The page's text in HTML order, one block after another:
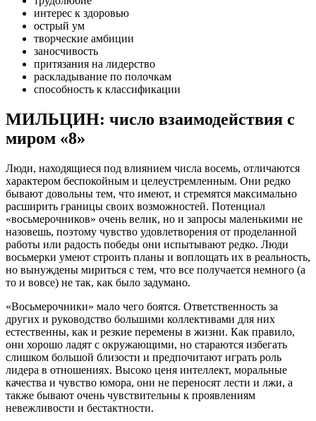
интерес к здоровью
острый ум
творческие амбиции
заносчивость
притязания на лидерство
раскладывание по полочкам
способность к классификации
МИЛЬЦИН: число взаимодействия с
миром «8»
Люди, находящиеся под влиянием числа восемь, отличаются
характером беспокойным и целеустремленным. Они редко
бывают довольны тем, что имеют, и стремятся максимально
расширить границы своих возможностей. Потенциал
«восьмерочников» очень велик, но и запросы маленькими не
назовешь, поэтому чувство удовлетворения от проделанной
работы или радость победы они испытывают редко. Люди
восьмерки умеют строить планы и воплощать их в реальность,
но вынуждены мириться с тем, что все получается немного (а
то и вовсе) не так, как было задумано.
«Восьмерочники» мало чего боятся. Ответственность за
других и руководство большими коллективами для них
естественны, как и резкие перемены в жизни. Как правило,
они хорошо ладят с окружающими, но стараются избегать
слишком большой близости и предпочитают играть роль
лидера в отношениях. Высоко ценя интеллект, моральные
качества и чувство юмора, они не переносят лести и лжи, а
также бывают очень чувствительны к проявлениям
невежливости и бестактности.